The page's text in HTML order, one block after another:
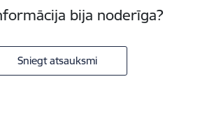
bija noderīga?
Sniegt atsauksmi